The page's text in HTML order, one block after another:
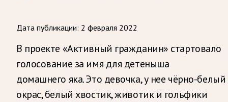
Дата публикации: 2 февраля 2022
В проекте «Активный гражданин» стартовало
голосование за имя для детеныша
домашнего яка. Это девочка, у нее чёрно-белый
окрас, белый хвостик, животик и гольфики